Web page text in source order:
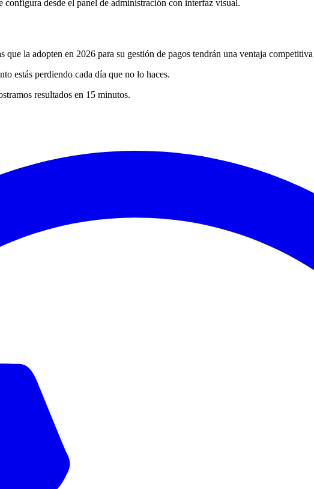
desde el panel de administración con interfaz visual.
la adopten en 2026 para su gestión de pagos tendrán una ventaja
estás perdiendo cada día que no lo haces.
resultados en 15 minutos.